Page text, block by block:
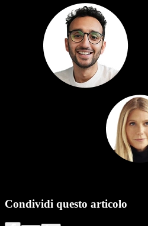
Condividi questo articolo